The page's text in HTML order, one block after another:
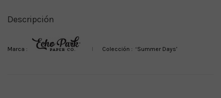
Descripción
Marca : I Colección : ‘Summer Days’